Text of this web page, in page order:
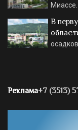
Миассе.
В
Реклама+7 (3513)